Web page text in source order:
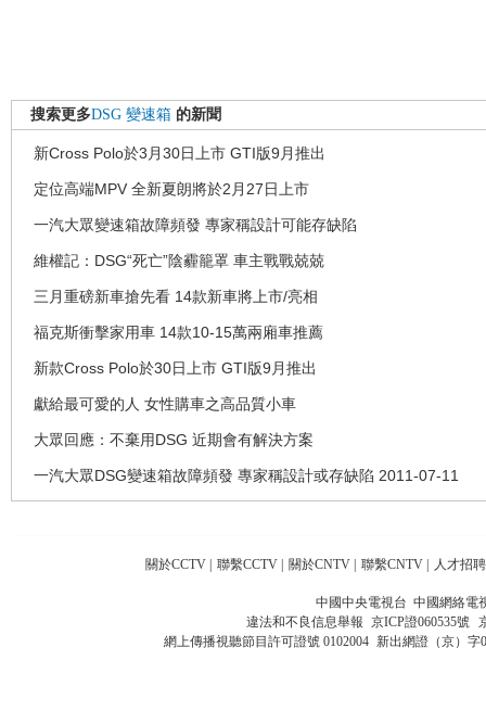
搜索更多DSG 變速箱 的新聞
新Cross Polo於3月30日上市 GTI版9月推出
定位高端MPV 全新夏朗將於2月27日上市
一汽大眾變速箱故障頻發 專家稱設計可能存缺陷
維權記：DSG“死亡”陰霾籠罩 車主戰戰兢兢
三月重磅新車搶先看 14款新車將上市/亮相
福克斯衝擊家用車 14款10-15萬兩廂車推薦
新款Cross Polo於30日上市 GTI版9月推出
獻給最可愛的人 女性購車之高品質小車
大眾回應：不棄用DSG 近期會有解決方案
一汽大眾DSG變速箱故障頻發 專家稱設計或存缺陷 2011-07-11
關於CCTV | 聯繫CCTV | 關於CNTV | 聯繫CNTV | 人才招聘
中國中央電視台 中國網絡電
違法和不良信息舉報 京ICP證060535號
網上傳播視聽節目許可證號 0102004 新出網證（京）